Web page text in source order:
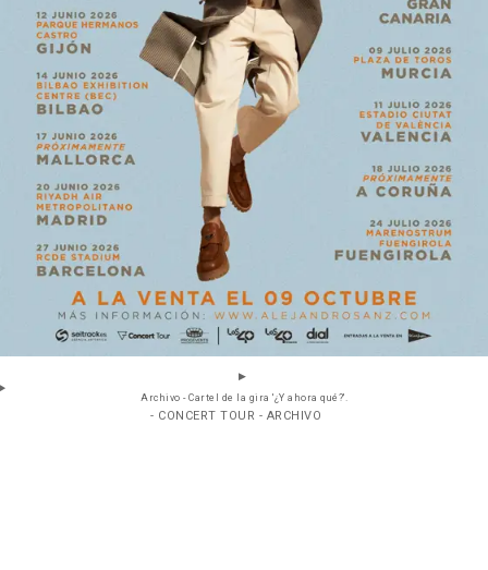
Archivo - Cartel de la gira '¿Y ahora qué?'.
- CONCERT TOUR - ARCHIVO